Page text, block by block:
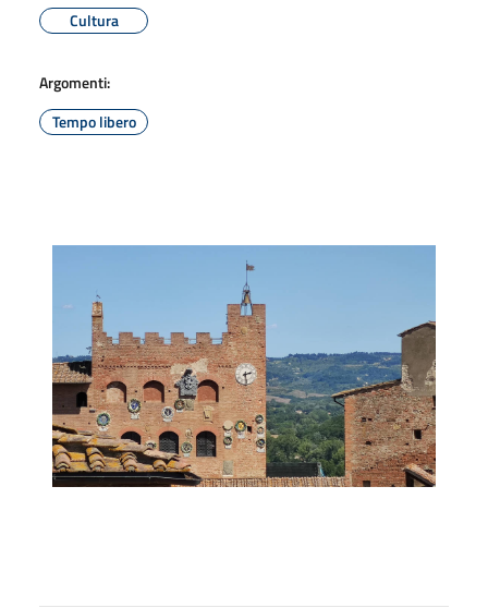
Cultura
Argomenti:
Tempo libero